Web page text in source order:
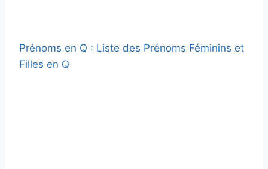
Prénoms en Q : Liste des Prénoms Féminins et
Filles en Q